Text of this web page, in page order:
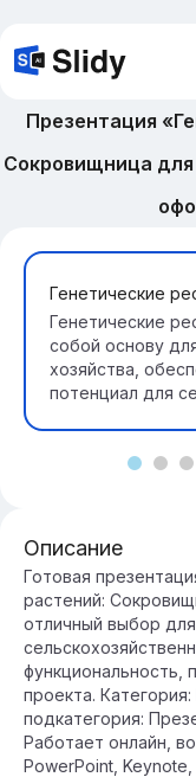
Презентация
Сокровищница
Генетические
Генетические
собой основу
хозяйства,
потенциал для
Описание
Готовая
растений:
отличный выбор
функциональность,
проекта.
подкатегория:
Работает онлайн,
PowerPoint,